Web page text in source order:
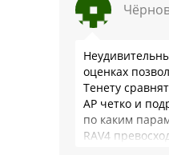
оценках
Тенету
АР четко и
по каким
RAV4